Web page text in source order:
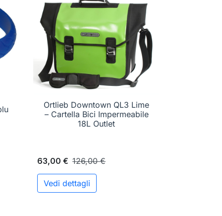
al carrello
 Anteprima
Ortlieb Downtown QL3 Lime
– Cartella Bici Impermeabile
18L Outlet
63,00 € 126,00 €
Vedi dettagli